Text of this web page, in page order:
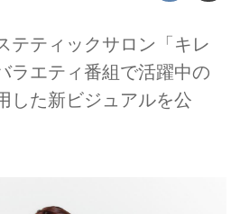
テティックサロン「キレ
ラエティ番組で活躍中の
した新ビジュアルを公